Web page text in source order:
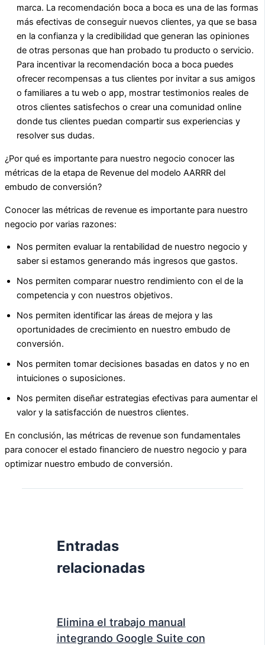
marca. La recomendación boca a boca es una de las formas
más efectivas de conseguir nuevos clientes, ya que se basa
en la confianza y la credibilidad que generan las opiniones
de otras personas que han probado tu producto o servicio.
Para incentivar la recomendación boca a boca puedes
ofrecer recompensas a tus clientes por invitar a sus amigos
o familiares a tu web o app, mostrar testimonios reales de
otros clientes satisfechos o crear una comunidad online
donde tus clientes puedan compartir sus experiencias y
resolver sus dudas.
¿Por qué es importante para nuestro negocio conocer las
métricas de la etapa de Revenue del modelo AARRR del
embudo de conversión?
Conocer las métricas de revenue es importante para nuestro
negocio por varias razones:
Nos permiten evaluar la rentabilidad de nuestro negocio y
saber si estamos generando más ingresos que gastos.
Nos permiten comparar nuestro rendimiento con el de la
competencia y con nuestros objetivos.
Nos permiten identificar las áreas de mejora y las
oportunidades de crecimiento en nuestro embudo de
conversión.
Nos permiten tomar decisiones basadas en datos y no en
intuiciones o suposiciones.
Nos permiten diseñar estrategias efectivas para aumentar el
valor y la satisfacción de nuestros clientes.
En conclusión, las métricas de revenue son fundamentales
para conocer el estado financiero de nuestro negocio y para
optimizar nuestro embudo de conversión.
Entradas
relacionadas
Elimina el trabajo manual
integrando Google Suite con